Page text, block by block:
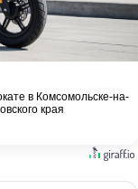
в Комсомольске-на-
края